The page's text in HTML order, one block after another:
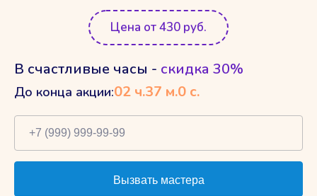
Цена от 430 руб.
В счастливые часы - скидка 30%
До конца акции:02 ч.36 м.59с.